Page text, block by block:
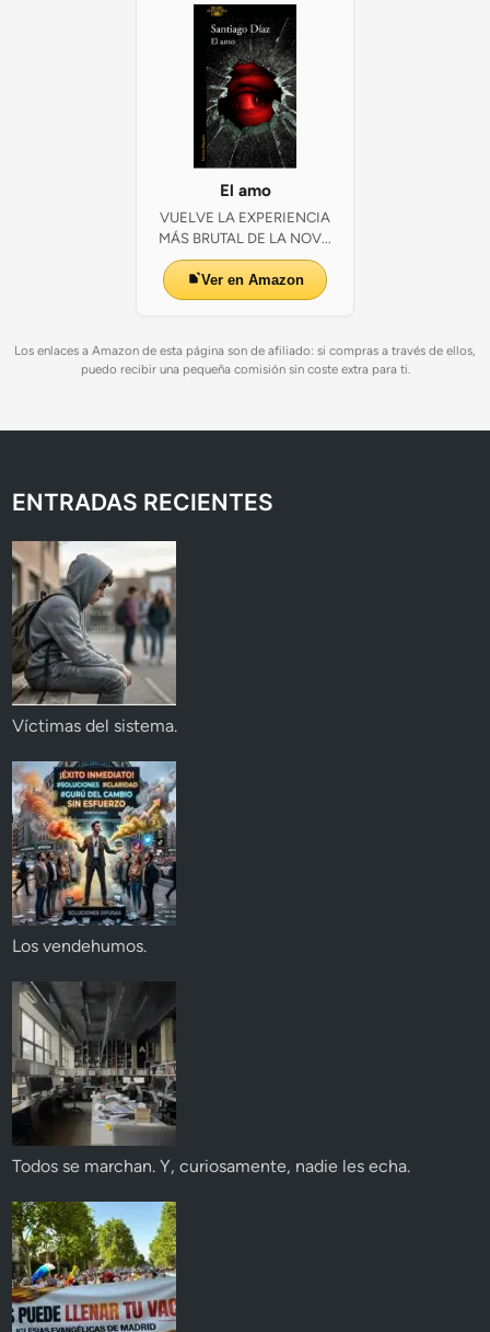
El amo
VUELVE LA EXPERIENCIA
MÁS BRUTAL DE LA NOV...
Ver en Amazon
Los enlaces a Amazon de esta página son de afiliado: si compras a través de ellos,
puedo recibir una pequeña comisión sin coste extra para ti.
ENTRADAS RECIENTES
Víctimas del sistema.
Los vendehumos.
Todos se marchan. Y, curiosamente, nadie les echa.